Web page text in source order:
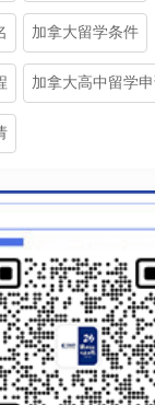
加拿大留学条件
加拿大高中留学